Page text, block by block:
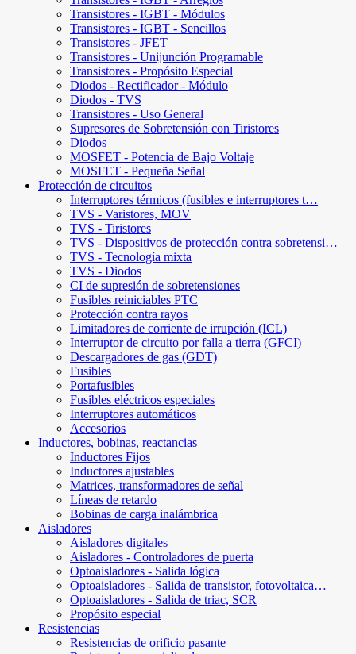
Transistores - IGBT - Módulos
Transistores - IGBT - Sencillos
Transistores - JFET
Transistores - Unijunción Programable
Transistores - Propósito Especial
Diodos - Rectificador - Módulo
Diodos - TVS
Transistores - Uso General
Supresores de Sobretensión con Tiristores
Diodos
MOSFET - Potencia de Bajo Voltaje
MOSFET - Pequeña Señal
Protección de circuitos
Interruptores térmicos (fusibles e interruptores t…
TVS - Varistores, MOV
TVS - Tiristores
TVS - Dispositivos de protección contra sobretensi…
TVS - Tecnología mixta
TVS - Diodos
CI de supresión de sobretensiones
Fusibles reiniciables PTC
Protección contra rayos
Limitadores de corriente de irrupción (ICL)
Interruptor de circuito por falla a tierra (GFCI)
Descargadores de gas (GDT)
Fusibles
Portafusibles
Fusibles eléctricos especiales
Interruptores automáticos
Accesorios
Inductores, bobinas, reactancias
Inductores Fijos
Inductores ajustables
Matrices, transformadores de señal
Líneas de retardo
Bobinas de carga inalámbrica
Aisladores
Aisladores digitales
Aisladores - Controladores de puerta
Optoaisladores - Salida lógica
Optoaisladores - Salida de transistor, fotovoltaica…
Optoaisladores - Salida de triac, SCR
Propósito especial
Resistencias
Resistencias de orificio pasante